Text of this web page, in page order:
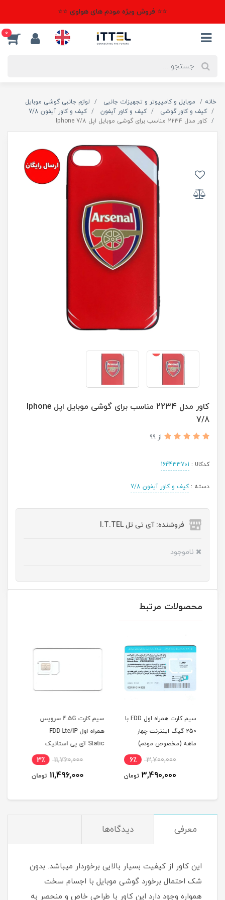
⭐⭐ فروش ویژه مودم های هواوی ⭐⭐
0
خانه موبایل و کامپیوتر و تجهیزات جانبی
لوازم جانبی گوشی موبایل
کیف و کاور گوشی
کیف و کاور آیفون
کیف و کاور آیفون 7/8
کاور مدل 2234 مناسب برای گوشی موبایل اپل Iphone 7/8
کاور مدل 2234 مناسب برای گوشی موبایل اپل Iphone
7/8
از 99
کدکالا : 164433701
دسته :کیف و کاور آیفون 7/8
فروشنده: آی تی تل I.T.TEL
ناموجود
محصولات مرتبط
سیم کارت 4.5G سرویس
همراه اول FDD-Lte/IP
Static آی پی استاتیک
یکساله با 180 گیگ اینترنت11,760,000 3٪
11,496,000 تومان
سیم کارت 4.5G/FDD-LTE
مبین نت با قابلیت آی پی
استاتیک (مخصوص مودم)
2,000,000 10٪
1,800,000 تومان
معرفی دیدگاه‌ها
این کاور از کیفیت بسیار بالایی برخوردار میباشد. بدون
شک احتمال برخورد گوشی موبایل با اجسام سخت
همواره وجود دارد این کاور با طراحی خاص و منحصر به